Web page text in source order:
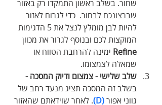
שחור. בשלב ראשון התמקדו רק באזור
שברצונכם לבחור.  כדי לגרום לאזור
להיות לבן מומלץ לנצל את 5 הדגימות
המוקצות לכם ובנוסף לגרור את מכוון
Refine ימינה להרחבת הטווח או
שמאלה לצמצומו.
שלב שלישי - צמצום ודיוק המסכה -
בשלב זה המסכה תציג מנעד רחב של
גווני אפור (D)
. לאחר שוידאתם שהאזור